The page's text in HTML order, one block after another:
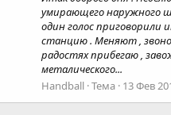
умирающего наружного
один голос приговорили
станцию . Меняют ,
радостях прибегаю ,
металического...
Handball Тема 13 Фев